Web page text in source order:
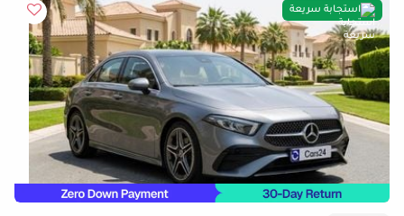
استجابة سريعة